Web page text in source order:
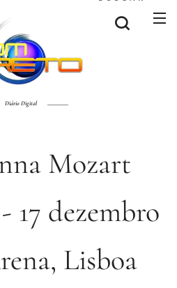
Diário Digital
Mozart
17 dezembro
Lisboa